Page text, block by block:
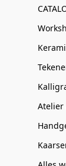
Atelier